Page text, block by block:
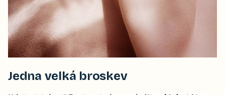
Jedna velká broskev